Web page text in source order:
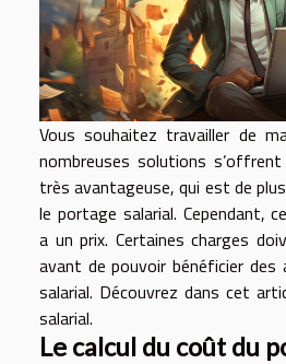
Vous souhaitez travailler de
nombreuses solutions
très avantageuse, qui est de
le portage salarial. Cependant,
a un prix. Certaines charges
avant de pouvoir bénéficier
salarial. Découvrez dans cet
salarial.
Le calcul du coût du